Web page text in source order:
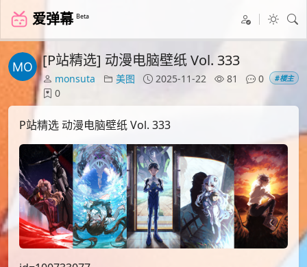
爱弹幕 Beta
[P站精选] 动漫电脑壁纸 Vol. 333
monsuta 美图 2025-11-22 81
0
0
#楼主
P站精选 动漫电脑壁纸 Vol. 333